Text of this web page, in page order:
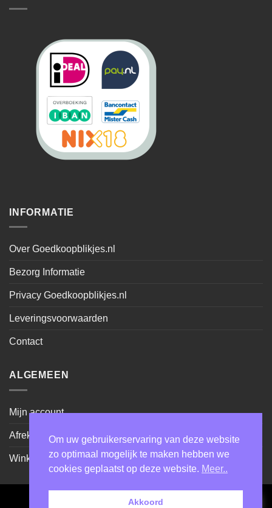
INFORMATIE
Over Goedkoopblikjes.nl
Bezorg Informatie
Privacy Goedkoopblikjes.nl
Leveringsvoorwaarden
Contact
ALGEMEEN
Mijn account
Afrekenen
Winkel
Cash IDeal
Om uw gebruikerservaring van deze website
zo optimaal mogelijk te maken hebben we
cookies geplaatst op deze website. Meer..
Akkoord